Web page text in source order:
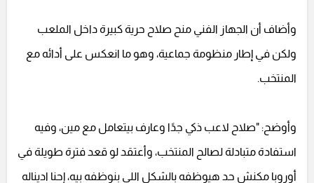
وأضاف أن الجهاز الفني منح صلاح حرية كبيرة داخل الملعب
ولكن في إطار منظومة جماعية، وهو ما انعكس على أدائه مع
المنتخب.
وأوضح: "صلاح لاعب ذكي جدًا وعارف بيتعامل مع مين، وفيه
استفادة متبادلة لصالح المنتخب، وأعتقد لو قعد فترة طويلة في
أوروبا مكنش حد هيوظفه بالشكل اللي بنوظفه بيه، إحنا اديناله